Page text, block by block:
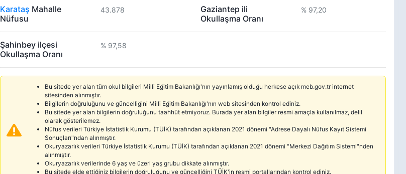
Karataş Mahalle
Nüfusu
43.878
Gaziantep ili
Okullaşma Oranı
% 97,20
Şahinbey ilçesi
Okullaşma Oranı
% 97,58
Bu sitede yer alan tüm okul bilgileri Milli Eğitim Bakanlığı'nın yayınlamış olduğu herkese açık meb.gov.tr internet
sitesinden alınmıştır.
Bilgilerin doğruluğunu ve güncelliğini Milli Eğitim Bakanlığı'nın web sitesinden kontrol ediniz.
Bu sitede yer alan bilgilerin doğruluğunu taahhüt etmiyoruz. Burada yer alan bilgiler resmi amaçla kullanılmaz, delil
olarak gösterilemez.
Nüfus verileri Türkiye İstatistik Kurumu (TÜİK) tarafından açıklanan 2021 dönemi "Adrese Dayalı Nüfus Kayıt Sistemi
Sonuçları"ndan alınmıştır.
Okuryazarlık verileri Türkiye İstatistik Kurumu (TÜİK) tarafından açıklanan 2021 dönemi "Merkezi Dağıtım Sistemi"nden
alınmıştır.
Okuryazarlık verilerinde 6 yaş ve üzeri yaş grubu dikkate alınmıştır.
Bu sitede elde ettiğiniz bilgilerin doğruluğunu ve güncelliğini TÜİK'in resmi portallarından kontrol ediniz.